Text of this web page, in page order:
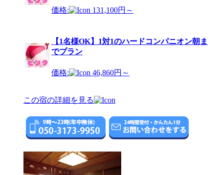
価格: 131,100円～
【1名様OK】1対1のハードコンパニオン朝ま
でプラン
価格: 46,860円～
この宿の詳細を見る